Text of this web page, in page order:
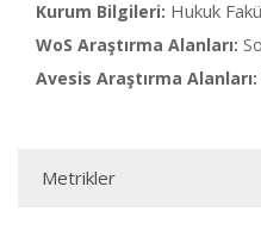
Kurum Bilgileri: Hukuk
WoS Araştırma Alanları:
Avesis Araştırma Alanları:
Metrikler